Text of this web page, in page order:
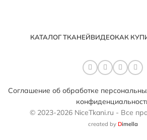
КАТАЛОГ ТКАНЕЙВИДЕОКАК
Соглашение об обработке
© 2023-2026 NiceTkani.ru - Все
created by Dimella